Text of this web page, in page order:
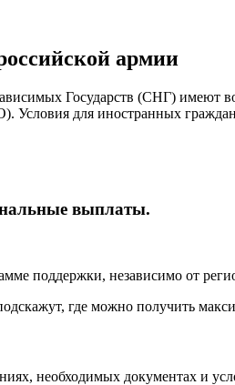
армии
Государств (СНГ) имеют
Условия для иностранных
выплаты.
поддержки, независимо от
где можно получить
необходимых документах и